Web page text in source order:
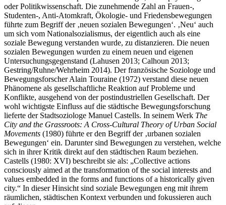
oder Politikwissenschaft. Die zunehmende Zahl an Frauen-,
Studenten-, Anti-Atomkraft, Ökologie- und Friedensbewegungen
führte zum Begriff der ‚neuen sozialen Bewegungen‘. ‚Neu‘ auch
um sich vom Nationalsozialismus, der eigentlich auch als eine
soziale Bewegung verstanden wurde, zu distanzieren. Die neuen
sozialen Bewegungen wurden zu einem neuen und eigenen
Untersuchungsgegenstand (Lahusen 2013; Calhoun 2013;
Gestring/Ruhne/Wehrheim 2014). Der französische Soziologe und
Bewegungsforscher Alain Touraine (1972) verstand diese neuen
Phänomene als gesellschaftliche Reaktion auf Probleme und
Konflikte, ausgehend von der postindustriellen Gesellschaft. Der
wohl wichtigste Einfluss auf die städtische Bewegungsforschung
lieferte der Stadtsoziologe Manuel Castells. In seinem Werk The
City and the Grassroots: A Cross-Cultural Theory of Urban Social
Movements (1980) führte er den Begriff der ‚urbanen sozialen
Bewegungen‘ ein. Darunter sind Bewegungen zu verstehen, welche
sich in ihrer Kritik direkt auf den städtischen Raum beziehen.
Castells (1980: XVI) beschreibt sie als: „Collective actions
consciously aimed at the transformation of the social interests and
values embedded in the forms and functions of a historically given
city.“ In dieser Hinsicht sind soziale Bewegungen eng mit ihrem
räumlichen, städtischen Kontext verbunden und fokussieren auch